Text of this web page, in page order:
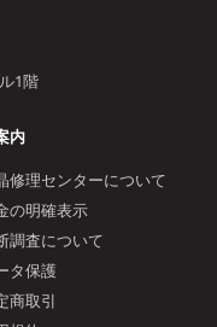
1階
内
修理センターについて
の明確表示
調査について
タ保護
商取引